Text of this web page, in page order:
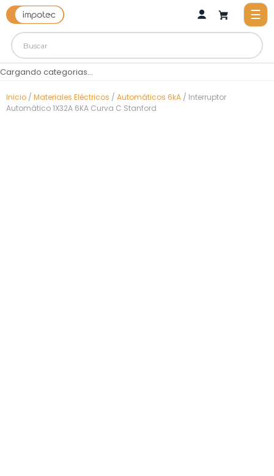
Cargando categorias...
Inicio / Materiales Eléctricos / Automáticos 6kA / Interruptor
Automático 1X32A 6KA Curva C Stanford